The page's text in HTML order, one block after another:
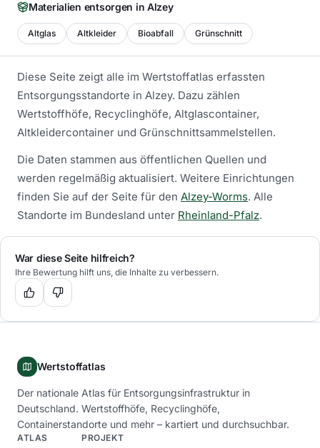
Materialien entsorgen inAlzey
Altglas Altkleider Bioabfall Grünschnitt
Diese Seite zeigt alle im Wertstoffatlas erfassten
Entsorgungsstandorte in Alzey. Dazu zählen
Wertstoffhöfe, Recyclinghöfe, Altglascontainer,
Altkleidercontainer und Grünschnittsammelstellen.
Die Daten stammen aus öffentlichen Quellen und
werden regelmäßig aktualisiert. Weitere Einrichtungen
finden Sie auf der Seite für den Alzey-Worms. Alle
Standorte im Bundesland unter Rheinland-Pfalz.
War diese Seite hilfreich?
Ihre Bewertung hilft uns, die Inhalte zu verbessern.
Wertstoffatlas
Der nationale Atlas für Entsorgungsinfrastruktur in
Deutschland. Wertstoffhöfe, Recyclinghöfe,
Containerstandorte und mehr – kartiert und durchsuchbar.
ATLAS PROJEKT